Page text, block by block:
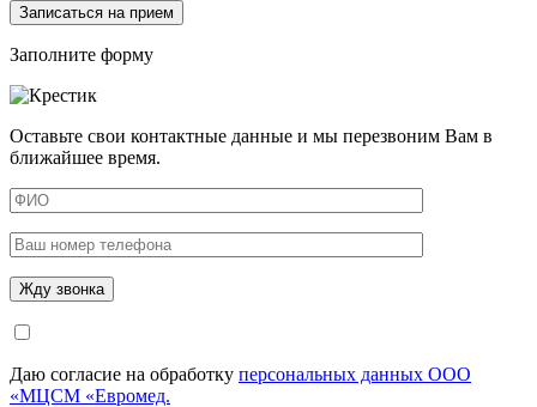
Записаться на прием
Заполните форму
Оставьте свои контактные данные и мы перезвоним Вам в
ближайшее время.
Даю согласие на обработку персональных данных ООО
«МЦСМ «Евромед.